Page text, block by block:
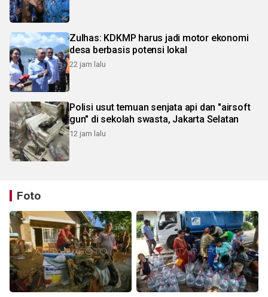
Zulhas: KDKMP harus jadi motor ekonomi
desa berbasis potensi lokal
22 jam lalu
Polisi usut temuan senjata api dan "airsoft
gun" di sekolah swasta, Jakarta Selatan
12 jam lalu
Foto